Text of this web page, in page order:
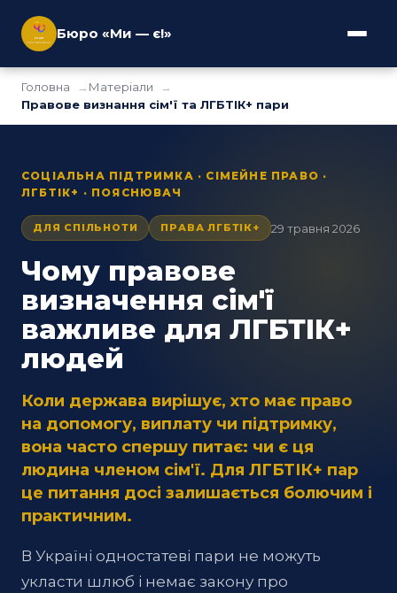
Бюро «Ми — є!»
Головна
Матеріали
Правове визнання сім'ї та ЛГБТІК+ пари
СОЦІАЛЬНА ПІДТРИМКА · СІМЕЙНЕ ПРАВО ·
ЛГБТІК+ · ПОЯСНЮВАЧ
ДЛЯ СПІЛЬНОТИ ПРАВА ЛГБТІК+ 29 травня 2026
Чому правове
визначення сім'ї
важливе для ЛГБТІК+
людей
Коли держава вирішує, хто має право
на допомогу, виплату чи підтримку,
вона часто спершу питає: чи є ця
людина членом сім'ї. Для ЛГБТІК+ пар
це питання досі залишається болючим і
практичним.
В Україні одностатеві пари не можуть
укласти шлюб і немає закону про